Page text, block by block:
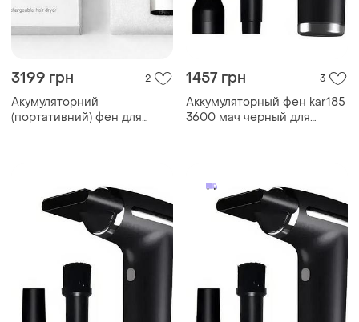
3199 грн 2
Акумуляторний
(портативний) фен для
1457 грн 3
Аккумуляторный фен kar185
3600 мач черный для